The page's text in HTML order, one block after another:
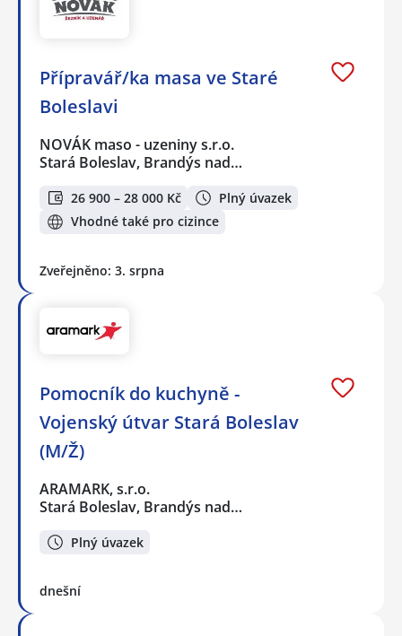
Přípravář/ka masa ve Staré
Boleslavi
NOVÁK maso - uzeniny s.r.o.
Stará Boleslav, Brandýs nad…
26 900 – 28 000 Kč
Plný úvazek
Vhodné také pro cizince
Zveřejněno: 3. srpna
Pomocník do kuchyně -
Vojenský útvar Stará Boleslav
(M/Ž)
ARAMARK, s.r.o.
Stará Boleslav, Brandýs nad…
Plný úvazek
dnešní